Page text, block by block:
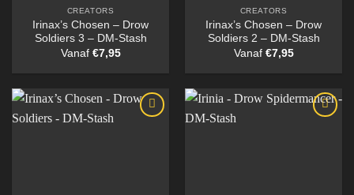
CREATORS
Irinax’s Chosen – Drow
Soldiers 3 – DM-Stash
Vanaf €7,95
CREATORS
Irinax’s Chosen – Drow
Soldiers 2 – DM-Stash
Vanaf €7,95